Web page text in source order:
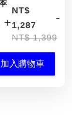
+
NT$
1,287
NT$ 1,399
-
加入購物車